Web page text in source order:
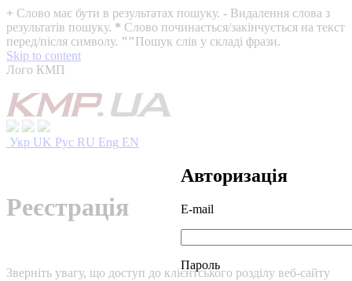
+ Слово має бути в результатах пошуку. - Видалення слова з
результатів пошуку. * Слово починається/закінчується на текст
перед/після символу. ""Пошук слів у складі фрази.
Skip to content
Лого КМП
Укр UK Рус RU Eng EN
Авторизація
E-mail
Пароль
Реєстрація
Зверніть увагу, що доступ до клієнтського розділу веб-сайту